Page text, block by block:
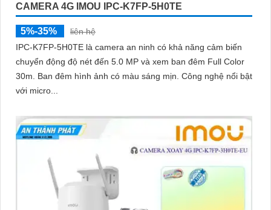
CAMERA 4G IMOU IPC-K7FP-5H0TE
5%-35%
liên hệ
IPC-K7FP-5H0TE là camera an ninh có khả năng cảm biến
chuyển động độ nét đến 5.0 MP và xem ban đêm Full Color
30m. Ban đêm hình ảnh có màu sáng mịn. Công nghệ nổi bật
với micro...